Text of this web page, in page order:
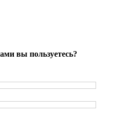
вы пользуетесь?